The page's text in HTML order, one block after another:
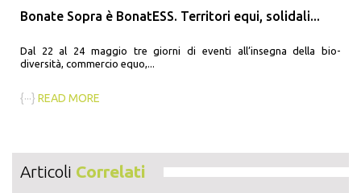
Bonate Sopra è BonatESS. Territori equi, solidali...
Dal 22 al 24 maggio tre giorni di eventi all’insegna della bio-
diversità, commercio equo,...
{···} READ MORE
Articoli Correlati